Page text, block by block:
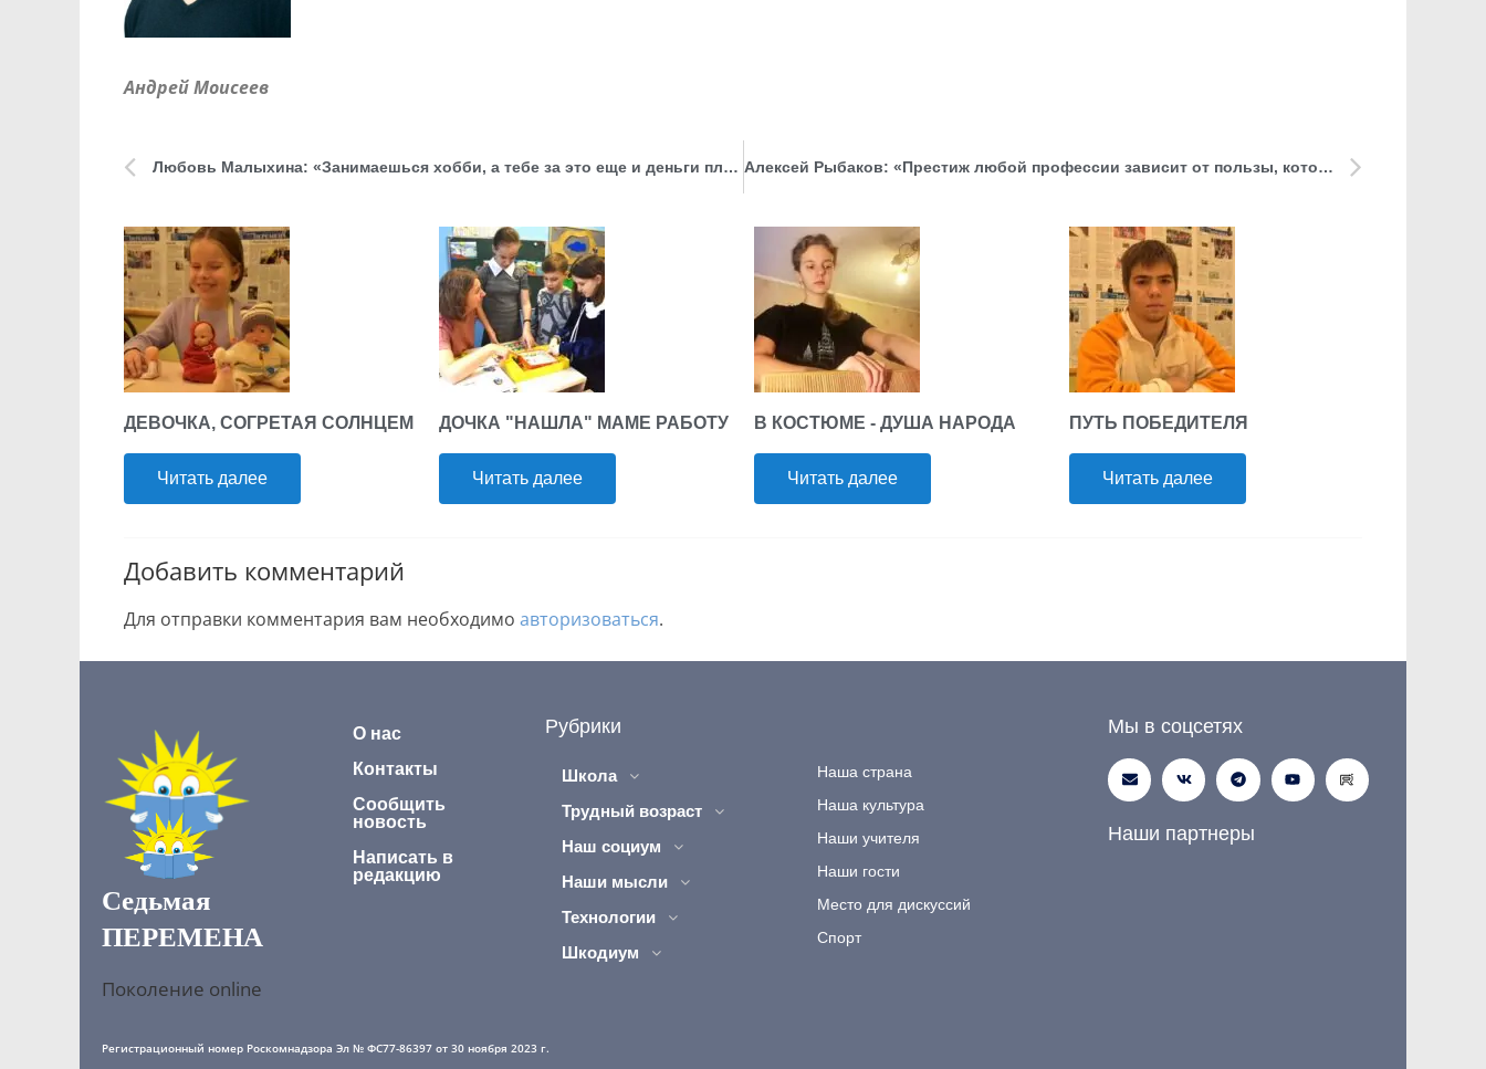
Андрей Моисеев
Любовь Малыхина: «Занимаешься хобби, а тебе за это еще и деньги платят» Алексей Рыбаков: «Престиж любой профессии зависит от пользы, которую ты приносишь»
ДЕВОЧКА, СОГРЕТАЯ СОЛНЦЕМ
Читать далее
ДОЧКА "НАШЛА" МАМЕ РАБОТУ
Читать далее
В КОСТЮМЕ - ДУША НАРОДА
Читать далее
ПУТЬ ПОБЕДИТЕЛЯ
Читать далее
Добавить комментарий
Для отправки комментария вам необходимо авторизоваться.
Седьмая
ПЕРЕМЕНА
Поколение online
О нас
Контакты
Сообщить
новость
Написать в
редакцию
Рубрики
Школа
Трудный возраст
Наш социум
Наши мысли
Технологии
Шкодиум
Наша страна
Наша культура
Наши учителя
Наши гости
Место для дискуссий
Спорт
Мы в соцсетях
Наши партнеры
Регистрационный номер Роскомнадзора Эл № ФС77-86397 от 30 ноября 2023 г.